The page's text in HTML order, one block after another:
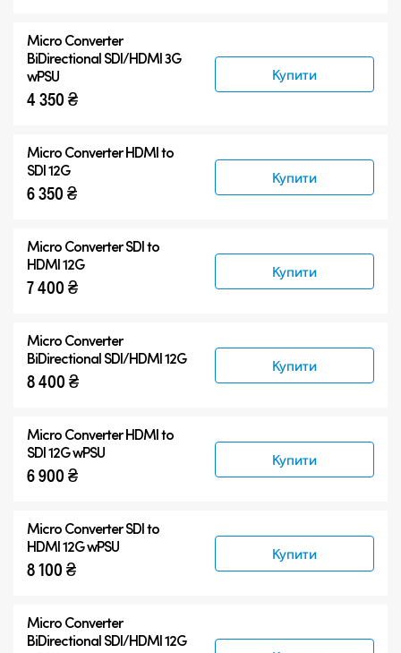
Micro Converter
BiDirectional SDI/HDMI 3G
wPSU
4 350 ₴
Купити
Micro ConverterHDMI to
SDI 12G
6 350 ₴
Купити
Micro ConverterSDI to
HDMI 12G
7 400 ₴
Купити
Micro Converter
BiDirectional SDI/HDMI 12G
8 400 ₴
Купити
Micro ConverterHDMI to
SDI 12G wPSU
6 900 ₴
Купити
Micro ConverterSDI to
HDMI 12G wPSU
8 100 ₴
Купити
Micro Converter
BiDirectional SDI/HDMI 12G